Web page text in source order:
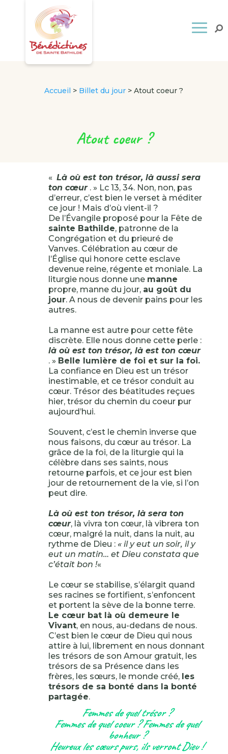
Accueil > Billet du jour >Atout coeur ?
Atout coeur ?
« Là où est ton trésor, là aussi sera
ton cœur . » Lc 13, 34. Non, non, pas
d’erreur, c’est bien le verset à méditer
ce jour ! Mais d’où vient-il ?
De l’Évangile proposé pour la Fête de
sainte Bathilde, patronne de la
Congrégation et du prieuré de
Vanves. Célébration au cœur de
l’Église qui honore cette esclave
devenue reine, régente et moniale. La
liturgie nous donne une manne
propre, manne du jour, au goût du
jour. A nous de devenir pains pour les
autres.
La manne est autre pour cette fête
discrète. Elle nous donne cette perle :
là où est ton trésor, là est ton cœur
. » Belle lumière de foi et sur la foi.
La confiance en Dieu est un trésor
inestimable, et ce trésor conduit au
cœur. Trésor des béatitudes reçues
hier, trésor du chemin du coeur pur
aujourd’hui.
Souvent, c’est le chemin inverse que
nous faisons, du cœur au trésor. La
grâce de la foi, de la liturgie qui la
célèbre dans ses saints, nous
retourne parfois, et ce jour est bien
jour de retournement de la vie, si l’on
peut dire.
Là où est ton trésor, là sera ton
cœur, là vivra ton cœur, là vibrera ton
cœur, malgré la nuit, dans la nuit, au
rythme de Dieu : « il y eut un soir, il y
eut un matin… et Dieu constata que
c’était bon !«
Le cœur se stabilise, s’élargit quand
ses racines se fortifient, s’enfoncent
et portent la sève de la bonne terre.
Le cœur bat là où demeure le
Vivant, en nous, au-dedans de nous.
C’est bien le cœur de Dieu qui nous
attire à lui, librement en nous donnant
les trésors de son Amour gratuit, les
trésors de sa Présence dans les
frères, les sœurs, le monde créé, les
trésors de sa bonté dans la bonté
partagée.
Femmes de quel trésor ?
Femmes de quel coeur ? Femmes de quel
bonheur ?
Heureux les cœurs purs, ils verront Dieu !